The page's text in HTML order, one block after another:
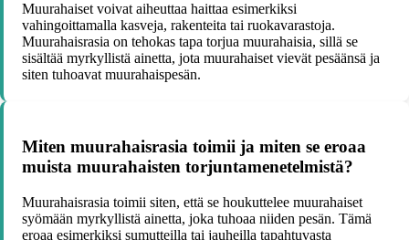
Muurahaiset voivat aiheuttaa haittaa esimerkiksi
vahingoittamalla kasveja, rakenteita tai ruokavarastoja.
Muurahaisrasia on tehokas tapa torjua muurahaisia, sillä se
sisältää myrkyllistä ainetta, jota muurahaiset vievät pesäänsä ja
siten tuhoavat muurahaispesän.
Miten muurahaisrasia toimii ja miten se eroaa
muista muurahaisten torjuntamenetelmistä?
Muurahaisrasia toimii siten, että se houkuttelee muurahaiset
syömään myrkyllistä ainetta, joka tuhoaa niiden pesän. Tämä
eroaa esimerkiksi sumutteilla tai jauheilla tapahtuvasta